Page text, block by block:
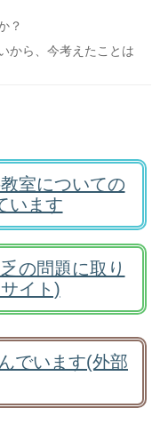
？
から、今考えたことは
室についての
います
の問題に取り
イト)
でいます(外部